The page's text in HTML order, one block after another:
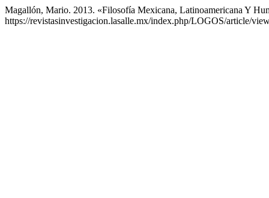
Magallón, Mario. 2013. «Filosofía Mexicana, Latinoamericana Y
https://revistasinvestigacion.lasalle.mx/index.php/LOGOS/article/